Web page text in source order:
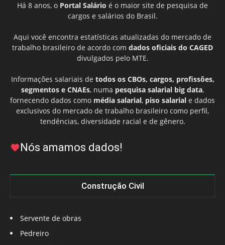
Há 8 anos, o Portal Salário é o maior site de pesquisa de
cargos e salários do Brasil.
Aqui você encontra estatísticas atualizadas do mercado de
trabalho brasileiro de acordo com dados oficiais do CAGED
divulgados pelo MTE.
Informações salariais de todos os CBOs, cargos, profissões,
segmentos e CNAEs, numa pesquisa salarial big data,
fornecendo dados como média salarial, piso salarial e dados
exclusivos do mercado de trabalho brasileiro como perfil,
tendências, diversidade racial e de gênero.
Nós amamos dados!
Construção Civil
Servente de obras
Pedreiro